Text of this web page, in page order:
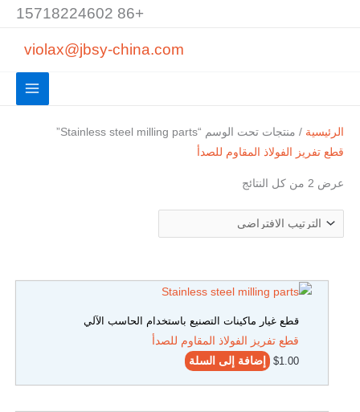
+86 15718224602
violax@jbsy-china.com
الرئيسية / منتجات تحت الوسم “Stainless steel milling parts”
قطع تفريز الفولاذ المقاوم للصدأ
عرض ⁦2⁩ من كل النتائج
قطع غيار ماكينات التصنيع باستخدام الحاسب الآلي
قطع تفريز الفولاذ المقاوم للصدأ
$1.00 إضافة إلى السلة